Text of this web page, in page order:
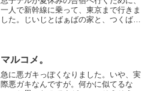
一人で新幹線に乗って、東京まで行きま
した。じいじとばぁばの家と、つくばの
結局、中華の油淋鶏丼...
マルコメ。
急に悪ガキっぽくなりました。いや、実
際悪ガキなんですが。何かに似てるな